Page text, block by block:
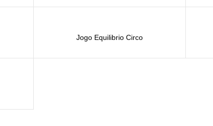
Jogo Equilibrio Circo